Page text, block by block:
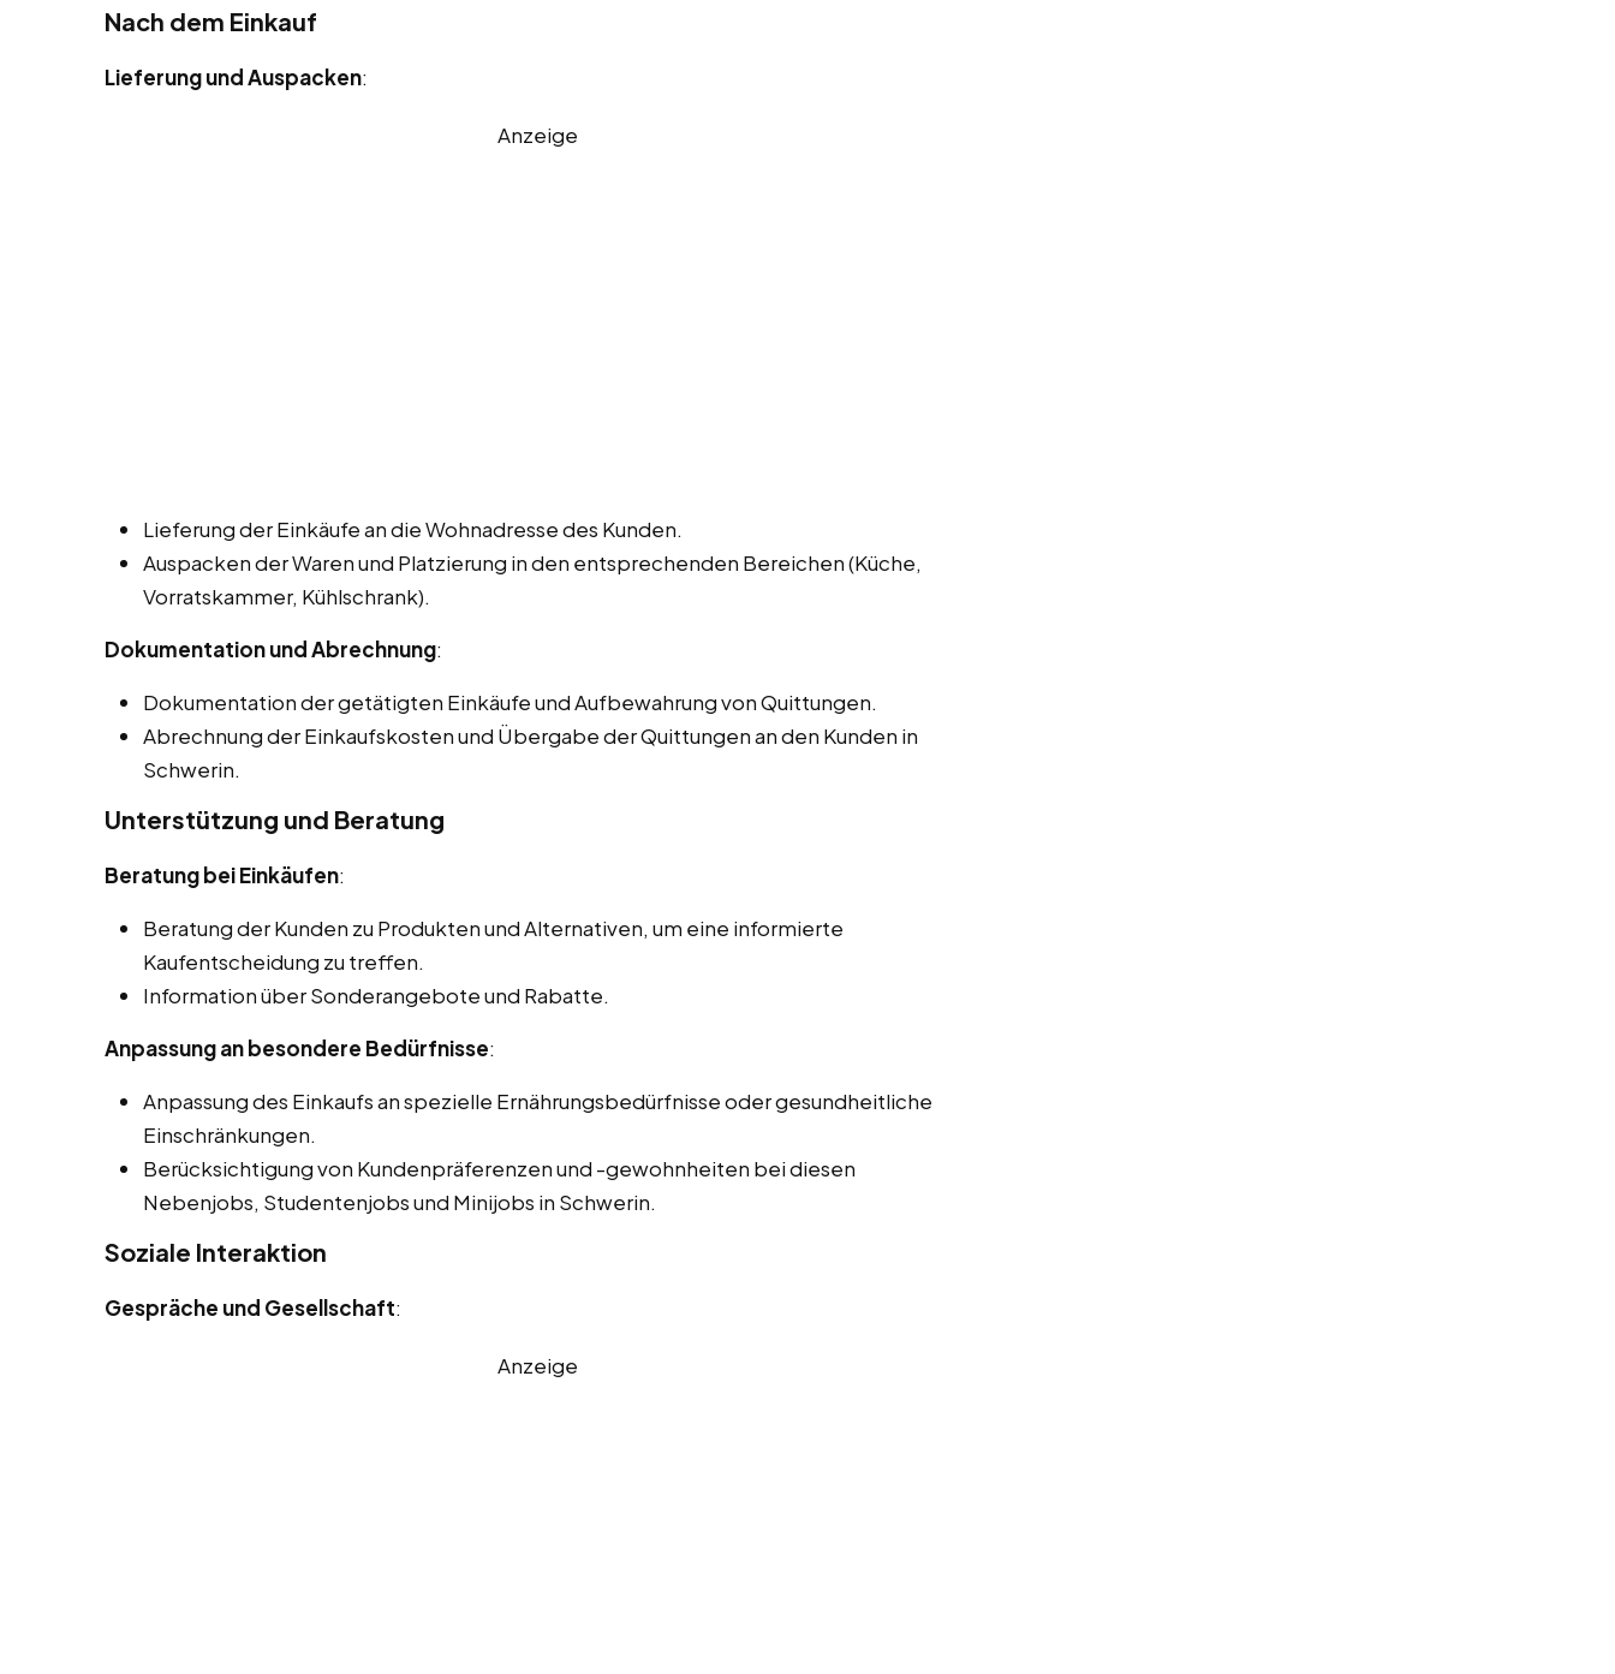
Nach dem Einkauf
Lieferung und Auspacken:
Anzeige
Lieferung der Einkäufe an die Wohnadresse des Kunden.
Auspacken der Waren und Platzierung in den entsprechenden Bereichen (Küche,
Vorratskammer, Kühlschrank).
Dokumentation und Abrechnung:
Dokumentation der getätigten Einkäufe und Aufbewahrung von Quittungen.
Abrechnung der Einkaufskosten und Übergabe der Quittungen an den Kunden in
Schwerin.
Unterstützung und Beratung
Beratung bei Einkäufen:
Beratung der Kunden zu Produkten und Alternativen, um eine informierte
Kaufentscheidung zu treffen.
Information über Sonderangebote und Rabatte.
Anpassung an besondere Bedürfnisse:
Anpassung des Einkaufs an spezielle Ernährungsbedürfnisse oder gesundheitliche
Einschränkungen.
Berücksichtigung von Kundenpräferenzen und -gewohnheiten bei diesen
Nebenjobs, Studentenjobs und Minijobs in Schwerin.
Soziale Interaktion
Gespräche und Gesellschaft:
Anzeige